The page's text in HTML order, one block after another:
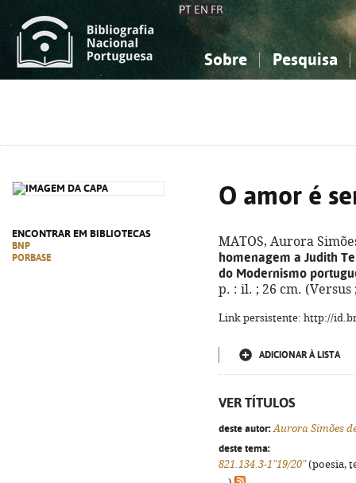
PT EN FR
Sobre Pesquisa
ENCONTRAR EM BIBLIOTECAS
BNP
PORBASE
O amor é
MATOS, Aurora
homenagem a Judith
do Modernismo
p. : il. ; 26 cm. (Versus
Link persistente: http://
ADICIONAR À LISTA
VER TÍTULOS
deste autor: Aurora Simões
deste tema:
821.134.3-1"19/20"(poesia,